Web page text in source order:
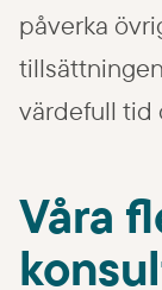
påverka
värdefull tid
Våra